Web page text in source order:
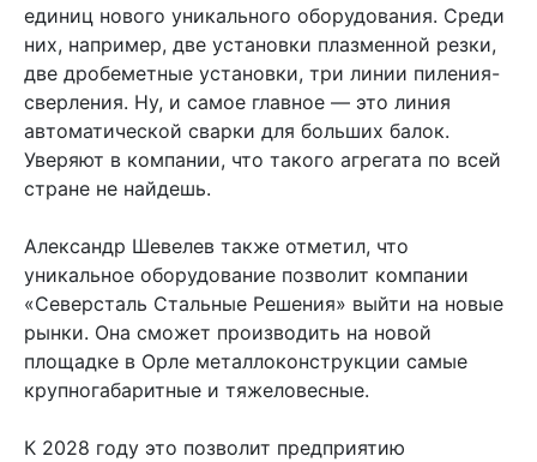
единиц нового уникального оборудования. Среди
них, например, две установки плазменной резки,
две дробеметные установки, три линии пиления-
сверления. Ну, и самое главное — это линия
автоматической сварки для больших балок.
Уверяют в компании, что такого агрегата по всей
стране не найдешь.
Александр Шевелев также отметил, что
уникальное оборудование позволит компании
«Северсталь Стальные Решения» выйти на новые
рынки. Она сможет производить на новой
площадке в Орле металлоконструкции самые
крупногабаритные и тяжеловесные.
К 2028 году это позволит предприятию